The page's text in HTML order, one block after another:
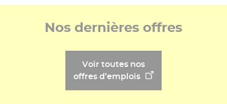
Nos dernières offres
Voir toutes nos
offres d’emplois